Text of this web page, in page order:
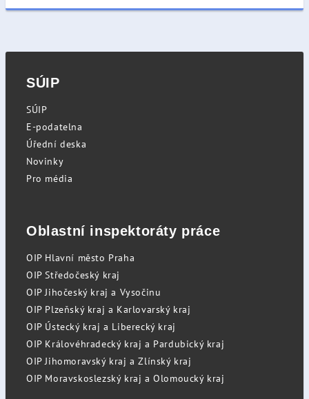
SÚIP
SÚIP
E-podatelna
Úřední deska
Novinky
Pro média
Oblastní inspektoráty práce
OIP Hlavní město Praha
OIP Středočeský kraj
OIP Jihočeský kraj a Vysočinu
OIP Plzeňský kraj a Karlovarský kraj
OIP Ústecký kraj a Liberecký kraj
OIP Královéhradecký kraj a Pardubický kraj
OIP Jihomoravský kraj a Zlínský kraj
OIP Moravskoslezský kraj a Olomoucký kraj